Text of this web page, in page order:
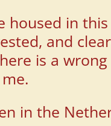
housed in
and
is a
me.
in the